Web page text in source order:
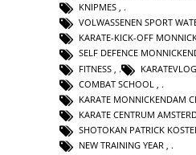
KNIPMES ,
VOLWASSENEN SPORT
KARATE-KICK-OFF
SELF DEFENCE
FITNESS
KARATEVLOG
COMBAT SCHOOL
KARATE MONNICKENDAM
KARATE CENTRUM
SHOTOKAN PATRICK
NEW TRAINING YEAR